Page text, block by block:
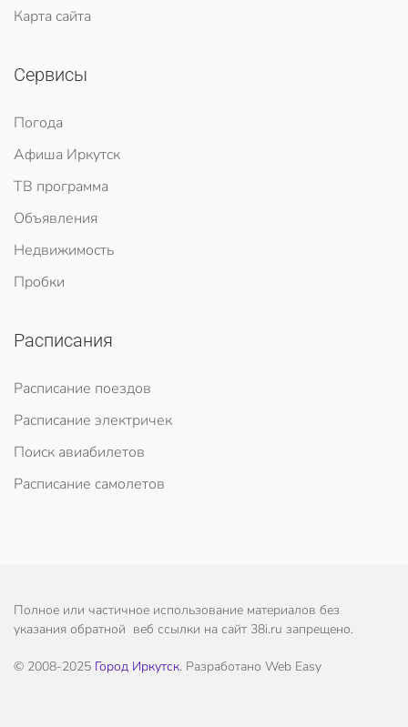
Карта сайта
Сервисы
Погода
Афиша Иркутск
ТВ программа
Объявления
Недвижимость
Пробки
Расписания
Расписание поездов
Расписание электричек
Поиск авиабилетов
Расписание самолетов
Полное или частичное использование материалов без
указания обратной веб ссылки на сайт 38i.ru запрещено.
© 2008-2025 Город Иркутск. Разработано Web Easy